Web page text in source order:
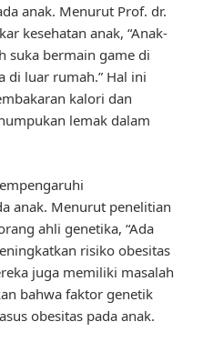
anak. Menurut Prof. dr.
kesehatan anak, “Anak-
suka bermain game di
di luar rumah.” Hal ini
kalori dan
lemak dalam
anak. Menurut penelitian
ahli genetika, “Ada
risiko obesitas
juga memiliki masalah
bahwa faktor genetik
obesitas pada anak.